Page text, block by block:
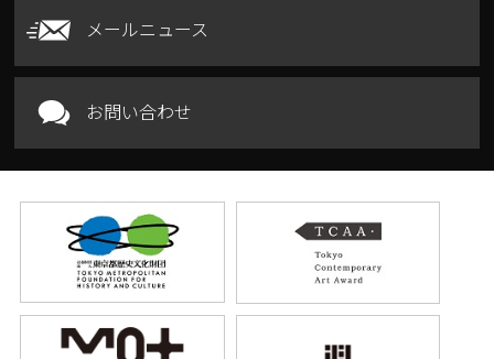
メールニュース
お問い合わせ